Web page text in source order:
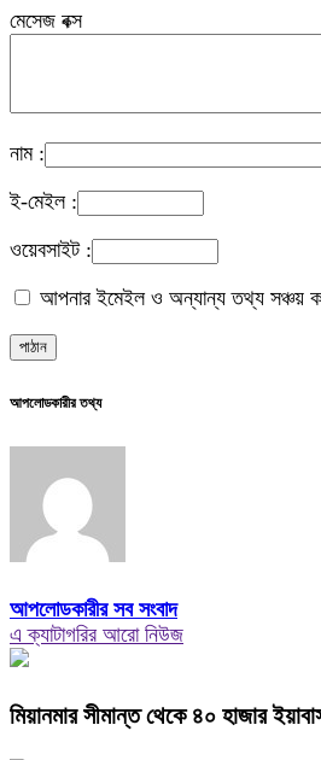
মেসেজ বক্স
নাম :
ই-মেইল :
ওয়েবসাইট :
আপনার ইমেইল ও অন্যান্য তথ্য সঞ্চয়
আপলোডকারীর তথ্য
আপলোডকারীর সব সংবাদ
এ ক্যাটাগরির আরো নিউজ
মিয়ানমার সীমান্ত থেকে ৪০ হাজার